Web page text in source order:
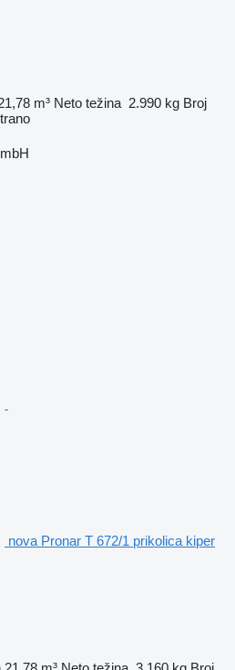
m³ Neto težina 2.990 kg Broj
nova Pronar T 672/1 prikolica kiper